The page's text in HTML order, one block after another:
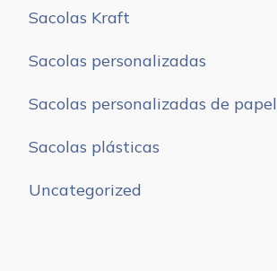
Sacolas Kraft
Sacolas personalizadas
Sacolas personalizadas de papel
Sacolas plásticas
Uncategorized